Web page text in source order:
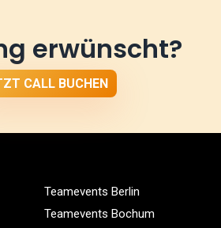
erwünscht?
CALL BUCHEN
Teamevents Berlin
Teamevents Bochum